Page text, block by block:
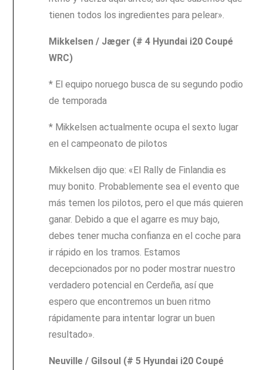
tienen todos los ingredientes para pelear».
Mikkelsen / Jæger (# 4 Hyundai i20 Coupé
WRC)
* El equipo noruego busca de su segundo podio
de temporada
* Mikkelsen actualmente ocupa el sexto lugar
en el campeonato de pilotos
Mikkelsen dijo que: «El Rally de Finlandia es
muy bonito. Probablemente sea el evento que
más temen los pilotos, pero el que más quieren
ganar. Debido a que el agarre es muy bajo,
debes tener mucha confianza en el coche para
ir rápido en los tramos. Estamos
decepcionados por no poder mostrar nuestro
verdadero potencial en Cerdeña, así que
espero que encontremos un buen ritmo
rápidamente para intentar lograr un buen
resultado».
Neuville / Gilsoul (# 5 Hyundai i20 Coupé